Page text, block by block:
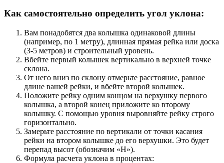
Как самостоятельно определить угол уклона:
Вам понадобятся два колышка одинаковой длины
(например, по 1 метру), длинная прямая рейка или доска
(3-5 метров) и строительный уровень.
Вбейте первый колышек вертикально в верхней точке
склона.
От него вниз по склону отмерьте расстояние, равное
длине вашей рейки, и вбейте второй колышек.
Положите рейку одним концом на верхушку первого
колышка, а второй конец приложите ко второму
колышку. С помощью уровня выровняйте рейку строго
горизонтально.
Замерьте расстояние по вертикали от точки касания
рейки на втором колышке до его верхушки. Это будет
перепад высот (обозначим «H»).
Формула расчета уклона в процентах: